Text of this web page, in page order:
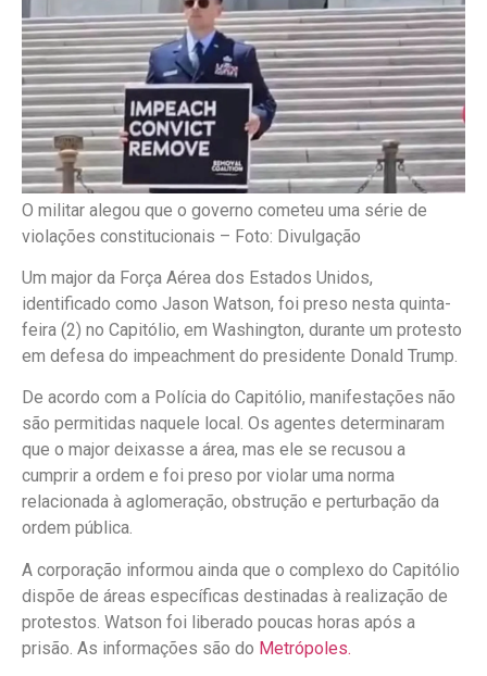
O militar alegou que o governo cometeu uma série de
violações constitucionais – Foto: Divulgação
Um major da Força Aérea dos Estados Unidos,
identificado como Jason Watson, foi preso nesta quinta-
feira (2) no Capitólio, em Washington, durante um protesto
em defesa do impeachment do presidente Donald Trump.
De acordo com a Polícia do Capitólio, manifestações não
são permitidas naquele local. Os agentes determinaram
que o major deixasse a área, mas ele se recusou a
cumprir a ordem e foi preso por violar uma norma
relacionada à aglomeração, obstrução e perturbação da
ordem pública.
A corporação informou ainda que o complexo do Capitólio
dispõe de áreas específicas destinadas à realização de
protestos. Watson foi liberado poucas horas após a
prisão. As informações são do Metrópoles.